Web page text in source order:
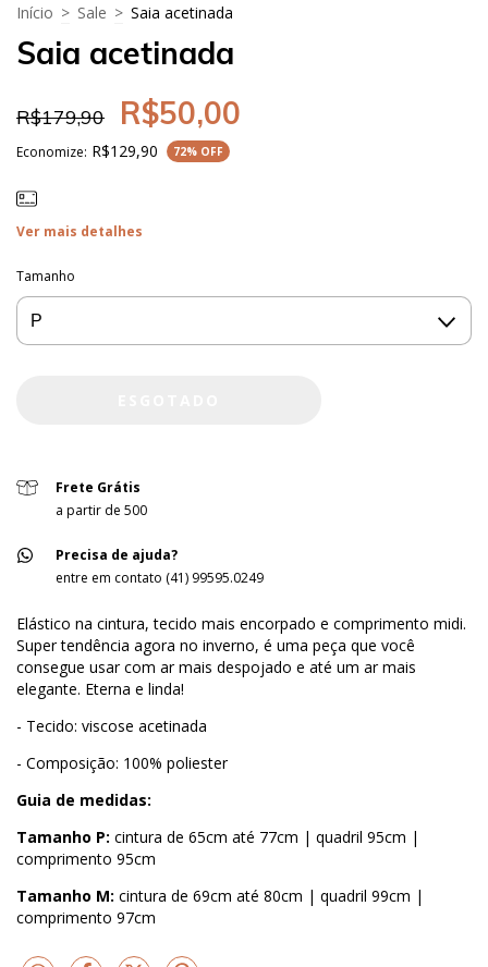
Início > Sale > Saia acetinada
Saia acetinada
R$179,90 R$50,00
Economize: R$129,90 72% OFF
Ver mais detalhes
Tamanho
Frete Grátis
a partir de 500
Precisa de ajuda?
entre em contato (41) 99595.0249
Elástico na cintura, tecido mais encorpado e comprimento midi.
Super tendência agora no inverno, é uma peça que você
consegue usar com ar mais despojado e até um ar mais
elegante. Eterna e linda!
- Tecido: viscose acetinada
- Composição: 100% poliester
Guia de medidas:
Tamanho P: cintura de 65cm até 77cm | quadril 95cm |
comprimento 95cm
Tamanho M: cintura de 69cm até 80cm | quadril 99cm |
comprimento 97cm